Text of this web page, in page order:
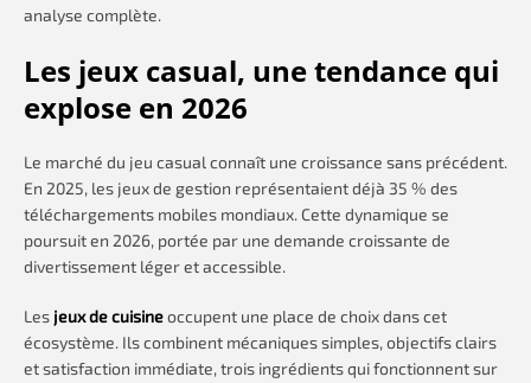
analyse complète.
Les jeux casual, une tendance qui
explose en 2026
Le marché du jeu casual connaît une croissance sans précédent.
En 2025, les jeux de gestion représentaient déjà 35 % des
téléchargements mobiles mondiaux. Cette dynamique se
poursuit en 2026, portée par une demande croissante de
divertissement léger et accessible.
Les jeux de cuisineoccupent une place de choix dans cet
écosystème. Ils combinent mécaniques simples, objectifs clairs
et satisfaction immédiate, trois ingrédients qui fonctionnent sur